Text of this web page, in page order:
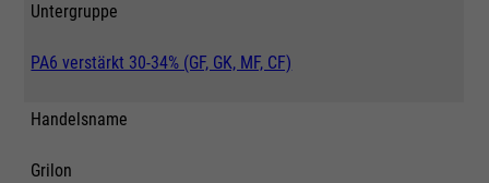
Untergruppe
PA6 verstärkt 30-34% (GF, GK, MF, CF)
Handelsname
Grilon